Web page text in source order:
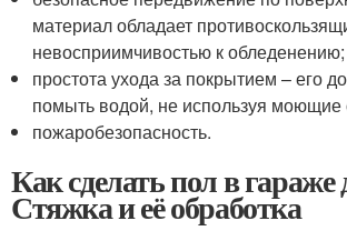
материал обладает
невосприимчивостью к обледенению;
простота ухода за покрытием – его
помыть водой, не используя моющие
пожаробезопасность.
Как сделать пол в гараже
Стяжка и её обработка